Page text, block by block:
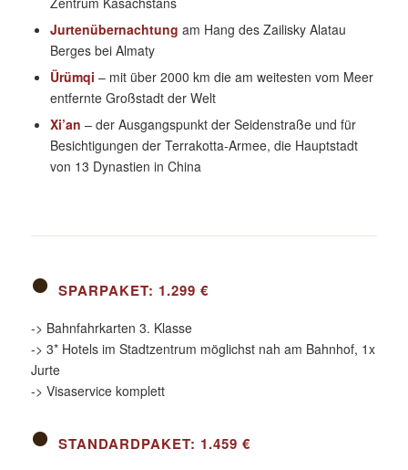
Jurtenübernachtung am Hang des Zailisky Alatau
Berges bei Almaty
Ürümqi – mit über 2000 km die am weitesten vom Meer
entfernte Großstadt der Welt
Xi’an – der Ausgangspunkt der Seidenstraße und für
Besichtigungen der Terrakotta-Armee, die Hauptstadt
von 13 Dynastien in China
SPARPAKET: 1.299 €
-> Bahnfahrkarten 3. Klasse
-> 3* Hotels im Stadtzentrum möglichst nah am Bahnhof, 1x
Jurte
-> Visaservice komplett
STANDARDPAKET: 1.459 €